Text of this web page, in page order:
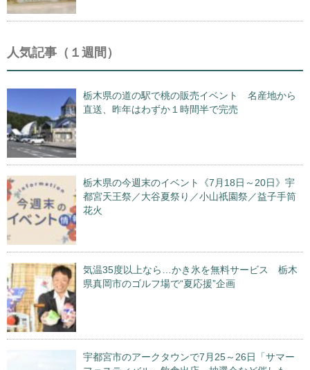
人気記事（１週間）
栃木県の道の駅で桃の販売イベント 名産地から
直送、昨年はわずか１時間半で完売
栃木県の今週末のイベント《7月18日～20日》宇
都宮天王祭／大谷夏祭り／小山祇園祭／益子手筒
花火
気温35度以上なら…かき氷を無料サービス 栃木
県真岡市のゴルフ場で“夏応援”企画
宇都宮市のアークタウンで7月25～26日「サマー